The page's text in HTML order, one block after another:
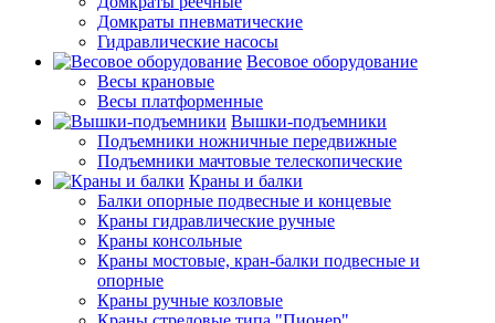
Домкраты пневматические
Гидравлические насосы
Весовое оборудование
Весы крановые
Весы платформенные
Вышки-подъемники
Подъемники ножничные передвижные
Подъемники мачтовые телескопические
Краны и балки
Балки опорные подвесные и концевые
Краны гидравлические ручные
Краны консольные
Краны мостовые, кран-балки подвесные и
опорные
Краны ручные козловые